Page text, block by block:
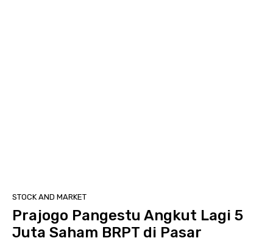
STOCK AND MARKET
Prajogo Pangestu Angkut Lagi 5
Juta Saham BRPT di Pasar